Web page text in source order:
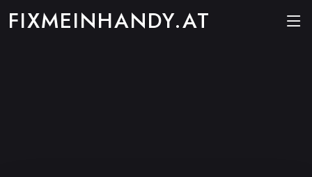
FIXMEINHANDY.AT